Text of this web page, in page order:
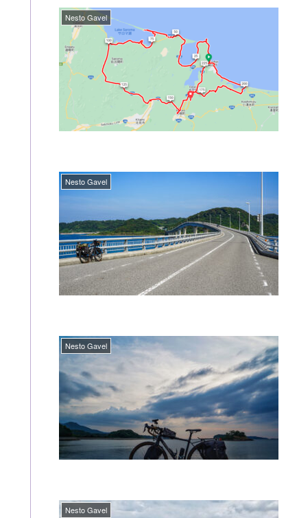
Nesto Gavel
Nesto Gavel
Nesto Gavel
Nesto Gavel